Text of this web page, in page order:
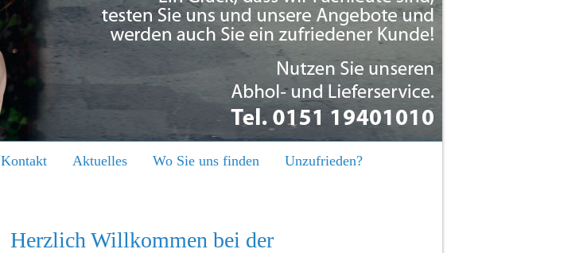
Kontakt Aktuelles Wo Sie uns finden Unzufrieden?
Herzlich Willkommen bei der